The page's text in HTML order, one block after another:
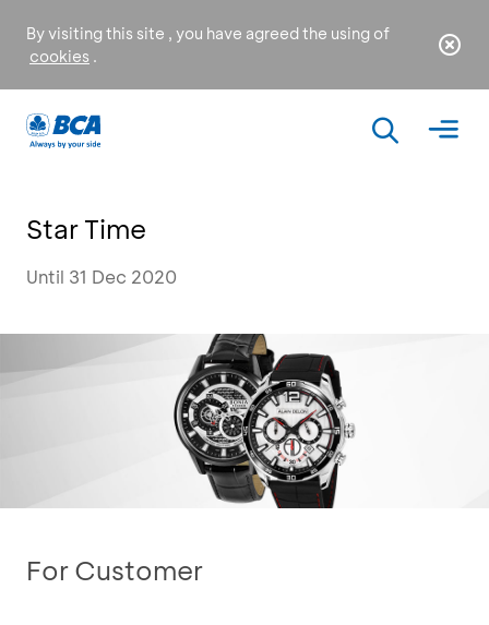
By visiting this site , you have agreed the using of
cookies .
Star Time
Until 31 Dec 2020
For Customer